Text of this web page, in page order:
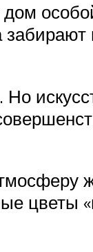
Но
цветы